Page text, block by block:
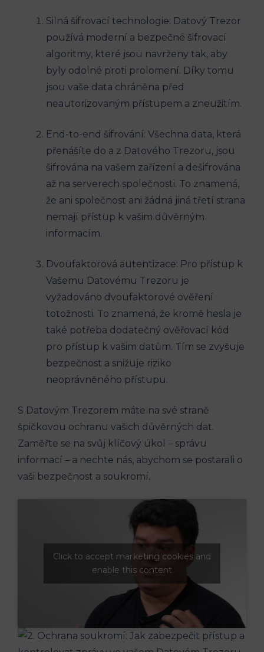
Silná šifrovací technologie: Datový Trezor
používá moderní a bezpečné šifrovací
algoritmy, které jsou navrženy tak, aby
byly odolné proti prolomení. Díky tomu
jsou vaše data chráněna před
neautorizovaným přístupem a zneužitím.
End-to-end šifrování: Všechna data, která
přenášíte do a z Datového Trezoru, jsou
šifrována na vašem zařízení a dešifrována
až na serverech společnosti. To znamená,
že ani společnost ani žádná jiná třetí strana
nemají přístup k vašim důvěrným
informacím.
Dvoufaktorová autentizace: Pro přístup k
Vašemu Datovému Trezoru je
vyžadováno dvoufaktorové ověření
totožnosti. To znamená, že kromě hesla je
také potřeba dodatečný ověřovací kód
pro přístup k vašim datům. Tím se zvyšuje
bezpečnost a snižuje riziko
neoprávněného přístupu.
S Datovým Trezorem máte na své straně
špičkovou ochranu vašich důvěrných dat.
Zaměřte se na svůj klíčový úkol – správu
informací – a nechte nás, abychom se postarali o
vaši bezpečnost a soukromí.
Click to accept marketing cookies and
enable this content